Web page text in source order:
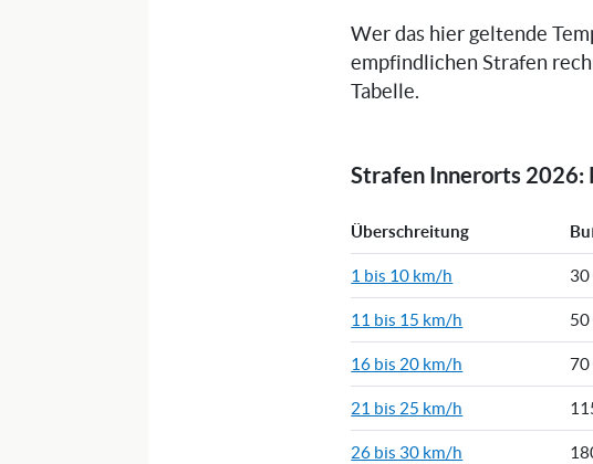
Wer das hier geltende
empfindlichen Strafen
Tabelle.
Strafen Innerorts
Überschreitung
1 bis 10 km/h 30
11 bis 15 km/h 50
16 bis 20 km/h 70
21 bis 25 km/h
26 bis 30 km/h